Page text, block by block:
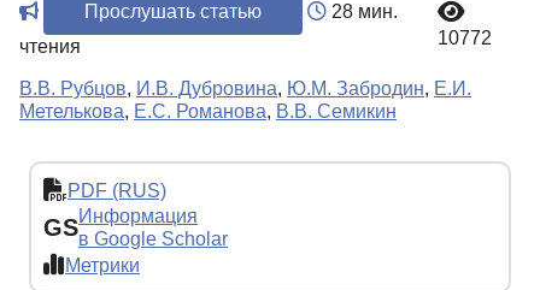
Прослушать статью
28 мин.
чтения
10772
В.В. Рубцов, И.В. Дубровина, Ю.М. Забродин, Е.И.
Метелькова, Е.С. Романова, В.В. Семикин
PDF (RUS)
GSИнформация
в Google Scholar
Метрики